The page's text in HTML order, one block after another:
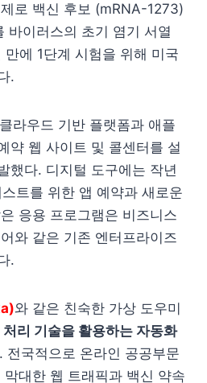
로 백신 후보 (mRNA-1273)
바이러스의 초기 염기 서열
에 1단계 시험을 위해 미국
.
라우드 기반 플랫폼과 애플
약 웹 사이트 및 콜센터를 설
했다. 디지털 도구에는 작년
트를 위한 앱 예약과 새로운
응용 프로그램은 비즈니스
와 같은 기존 엔터프라이즈
.
와 같은 친숙한 가상 도우미
처리 기술을 활용하는 자동화
전국적으로 온라인 공공부문
대한 웹 트래픽과 백신 약속